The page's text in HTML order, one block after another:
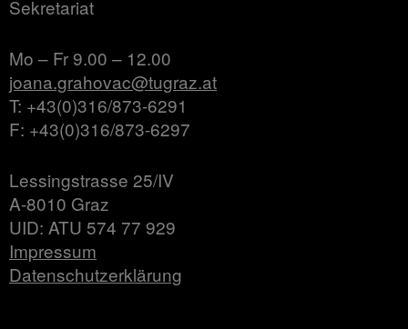
Sekretariat
Mo – Fr 9.00 – 12.00
joana.grahovac@tugraz.at
T: +43(0)316/873-6291
F: +43(0)316/873-6297
Lessingstrasse 25/IV
A-8010 Graz
UID: ATU 574 77 929
Impressum
Datenschutzerklärung